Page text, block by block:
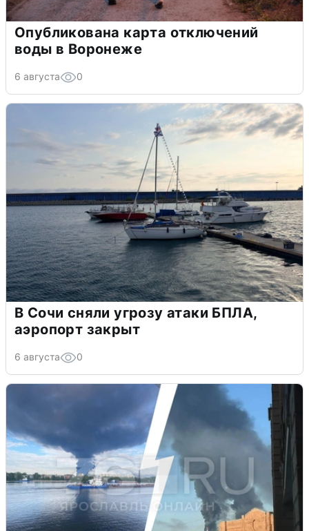
Опубликована карта отключений
воды в Воронеже
6 августа 0
В Сочи сняли угрозу атаки БПЛА,
аэропорт закрыт
6 августа 0